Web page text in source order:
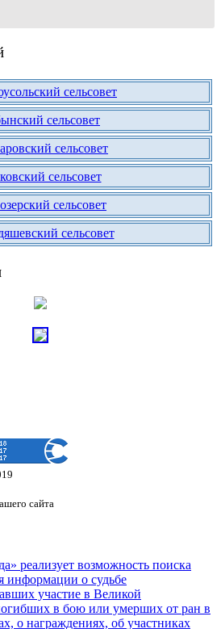
сельсовет
сельсовет
сельсовет
сельсовет
сельсовет
сельсовет
сайта